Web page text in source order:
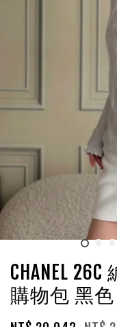
CHANEL
購物包 黑色